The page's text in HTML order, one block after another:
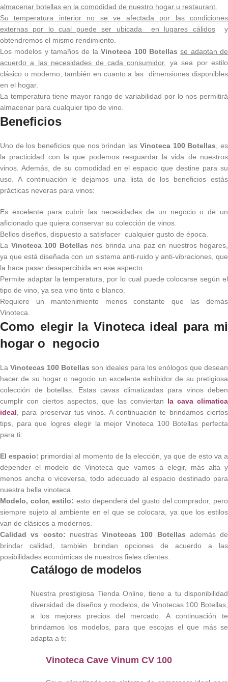
almacenar botellas en la comodidad de nuestro hogar u restaurant.
Su temperatura interior no se ve afectada por las condiciones
externas por lo cual puede ser ubicada en lugares cálidosy
obtendremos el mismo rendimiento.
Los modelos y tamaños de laVinoteca 100 Botellasse adaptan de
acuerdo a las necesidades de cada consumidor, ya sea por estilo
clásico o moderno, también en cuanto a las dimensiones disponibles
en el hogar.
La temperatura tiene mayor rango de variabilidad por lo nos permitirá
almacenar para cualquier tipo de vino.
Beneficios
Uno de los beneficios que nos brindan las Vinoteca 100 Botellas , es
la practicidad con la que podemos resguardar la vida de nuestros
vinos. Además, de su comodidad en el espacio que destine para su
uso. A continuación le dejamos una lista de los beneficios estás
prácticas neveras para vinos:
Es excelente para cubrir las necesidades de un negocio o de un
aficionado que quiera conservar su colección de vinos.
Bellos diseños, dispuesto a satisfacer cualquier gusto de época.
La Vinoteca 100 Botellas nos brinda una paz en nuestros hogares,
ya que está diseñada con un sistema anti-ruido y anti-vibraciones, que
la hace pasar desapercibida en ese aspecto.
Permite adaptar la temperatura, por lo cual puede colocarse según el
tipo de vino, ya sea vino tinto o blanco.
Requiere un mantenimiento menos constante que las demás
Vinoteca.
Como elegir la Vinoteca ideal para mi
hogar o negocio
La Vinotecas 100 Botellas son ideales para los enólogos que desean
hacer de su hogar o negocio un excelente exhibidor de su pretigiosa
colección de botellas. Estas cavas climatizadas para vinos deben
cumplir con ciertos aspectos, que las conviertan la cava climatica
ideal , para preservar tus vinos. A continuación te brindamos ciertos
tips, para que logres elegir la mejor Vinoteca 100 Botellas perfecta
para ti:
El espacio: primordial al momento de la elección, ya que de esto va a
depender el modelo de Vinoteca que vamos a elegir, más alta y
menos ancha o viceversa, todo adecuado al espacio destinado para
nuestra bella vinoteca.
Modelo, color, estilo: esto dependerá del gusto del comprador, pero
siempre sujeto al ambiente en el que se colocara, ya que los estilos
van de clásicos a modernos.
Calidad vs costo: nuestras Vinotecas 100 Botellas además de
brindar calidad, también brindan opciones de acuerdo a las
posibilidades económicas de nuestros fieles clientes.
Catálogo de modelos
Nuestra prestigiosa Tienda Online, tiene a tu disponibilidad
diversidad de diseños y modelos, de Vinotecas 100 Botellas,
a los mejores precios del mercado. A continuación te
brindamos los modelos, para que escojas el que más se
adapta a ti:
Vinoteca Cave Vinum CV 100